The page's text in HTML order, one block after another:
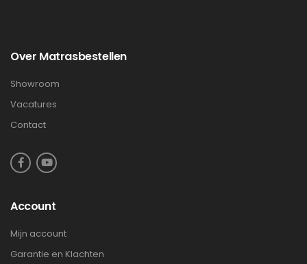
Over Matrasbestellen
Showroom
Vacatures
Contact
Account
Mijn account
Garantie en Klachten